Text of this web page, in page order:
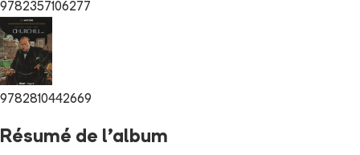
9782357106277
9782810442669
Résumé de l'album